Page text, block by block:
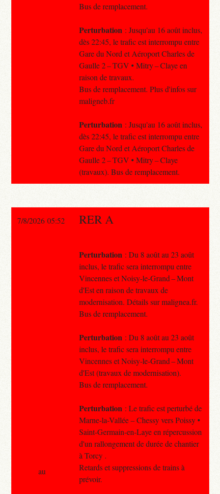
Bus de remplacement.
Perturbation : Jusqu'au 16 août inclus,
dès 22:45, le trafic est interrompu entre
Gare du Nord et Aéroport Charles de
Gaulle 2 – TGV • Mitry – Claye en
raison de travaux.
Bus de remplacement. Plus d'infos sur
maligneb.fr
Perturbation : Jusqu'au 16 août inclus,
dès 22:45, le trafic est interrompu entre
Gare du Nord et Aéroport Charles de
Gaulle 2 – TGV • Mitry – Claye
(travaux). Bus de remplacement.
7/8/2026 05:52 RER A
Perturbation : Du 8 août au 23 août
inclus, le trafic sera interrompu entre
Vincennes et Noisy-le-Grand – Mont
d'Est en raison de travaux de
modernisation. Détails sur malignea.fr.
Bus de remplacement.
Perturbation : Du 8 août au 23 août
inclus, le trafic sera interrompu entre
Vincennes et Noisy-le-Grand – Mont
d'Est (travaux de modernisation).
Bus de remplacement.
Perturbation : Le trafic est perturbé de
Marne-la-Vallée – Chessy vers Poissy •
Saint-Germain-en-Laye en répercussion
d'un rallongement de durée de chantier
à Torcy .
Retards et suppressions de trains à
prévoir.
au